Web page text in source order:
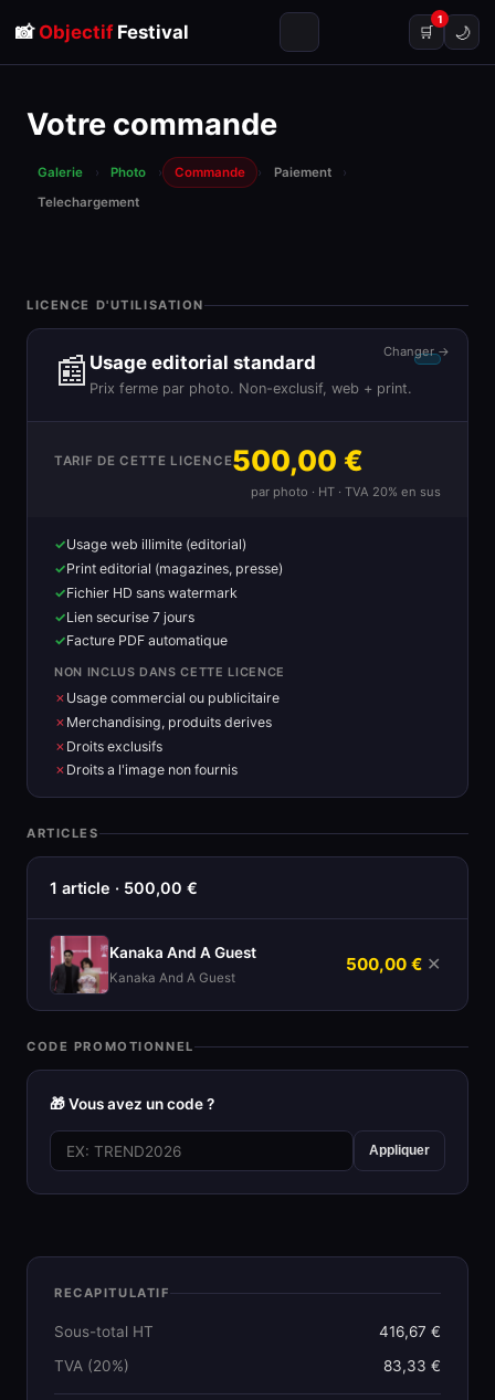
📸 ObjectifFestival 🛒
1
🌙
Votre commande
Galerie › Photo › Commande › Paiement
›
Telechargement
LICENCE D'UTILISATION
📰 Usage editorial standard
Prix ferme par photo. Non-exclusif, web + print.
Changer →
TARIF DE CETTE LICENCE500,00 €
par photo · HT · TVA 20% en sus
Usage web illimite (editorial)
Print editorial (magazines, presse)
Fichier HD sans watermark
Lien securise 7 jours
Facture PDF automatique
NON INCLUS DANS CETTE LICENCE
Usage commercial ou publicitaire
Merchandising, produits derives
Droits exclusifs
Droits a l'image non fournis
ARTICLES
1 article · 500,00 €
Kanaka And A Guest
Kanaka And A Guest
500,00 € ✕
CODE PROMOTIONNEL
🎁 Vous avez un code ?
Appliquer
RECAPITULATIF
Sous-total HT
416,67 €
TVA (20%)
83,33 €